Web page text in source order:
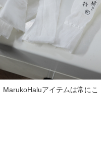
アイテムは常にこ